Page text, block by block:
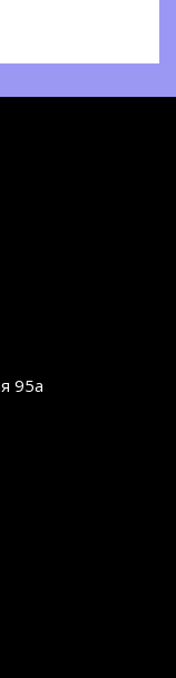
95а